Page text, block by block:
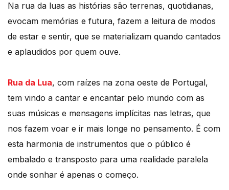
Na rua da luas as histórias são terrenas, quotidianas,
evocam memórias e futura, fazem a leitura de modos
de estar e sentir, que se materializam quando cantados
e aplaudidos por quem ouve.
Rua da Lua, com raízes na zona oeste de Portugal,
tem vindo a cantar e encantar pelo mundo com as
suas músicas e mensagens implícitas nas letras, que
nos fazem voar e ir mais longe no pensamento. É com
esta harmonia de instrumentos que o público é
embalado e transposto para uma realidade paralela
onde sonhar é apenas o começo.